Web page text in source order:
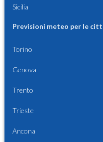
Sicilia
Previsioni meteo per le
Torino
Genova
Trento
Trieste
Ancona